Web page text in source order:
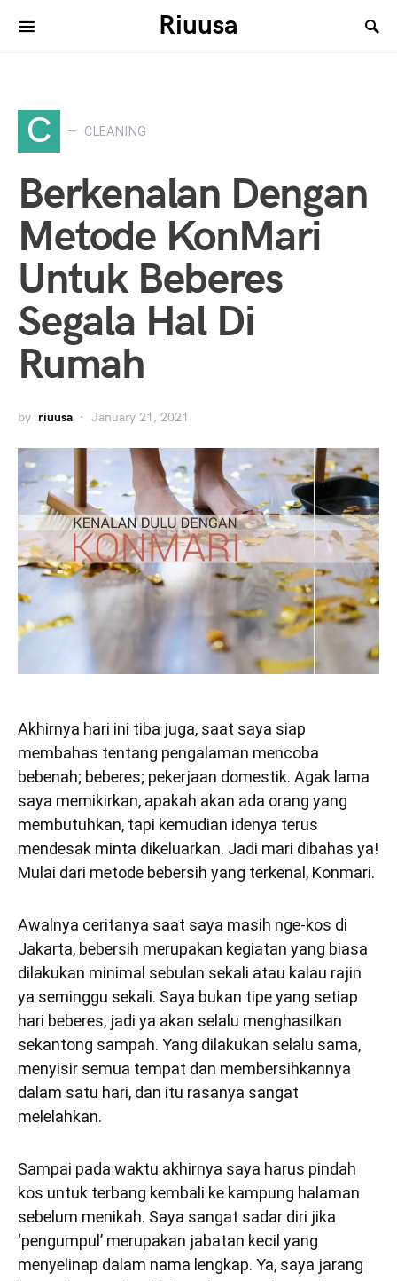
Riuusa
Search for:
C CLEANING
Berkenalan Dengan
Metode KonMari
Untuk Beberes
Segala Hal Di
Rumah
by riuusa January 21, 2021
Akhirnya hari ini tiba juga, saat saya siap
membahas tentang pengalaman mencoba
bebenah; beberes; pekerjaan domestik. Agak lama
saya memikirkan, apakah akan ada orang yang
membutuhkan, tapi kemudian idenya terus
mendesak minta dikeluarkan. Jadi mari dibahas ya!
Mulai dari metode bebersih yang terkenal, Konmari.
Awalnya ceritanya saat saya masih nge-kos di
Jakarta, bebersih merupakan kegiatan yang biasa
dilakukan minimal sebulan sekali atau kalau rajin
ya seminggu sekali. Saya bukan tipe yang setiap
hari beberes, jadi ya akan selalu menghasilkan
sekantong sampah. Yang dilakukan selalu sama,
menyisir semua tempat dan membersihkannya
dalam satu hari, dan itu rasanya sangat
melelahkan.
Sampai pada waktu akhirnya saya harus pindah
kos untuk terbang kembali ke kampung halaman
sebelum menikah. Saya sangat sadar diri jika
‘pengumpul’ merupakan jabatan kecil yang
menyelinap dalam nama lengkap. Ya, saya jarang